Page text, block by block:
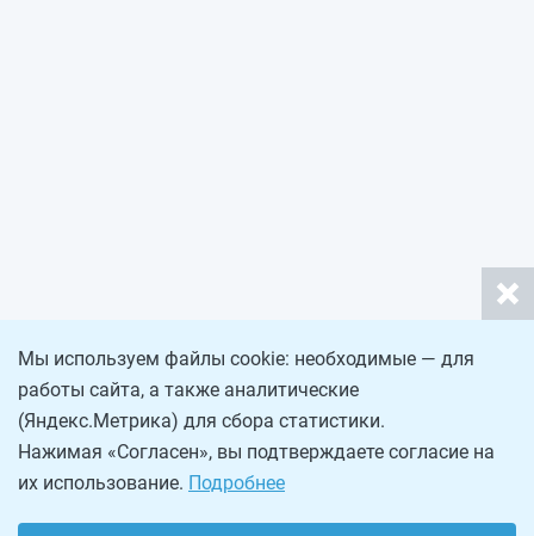
Мы используем файлы cookie: необходимые — для
работы сайта, а также аналитические
(Яндекс.Метрика) для сбора статистики.
Нажимая «Согласен», вы подтверждаете согласие на
их использование. Подробнее